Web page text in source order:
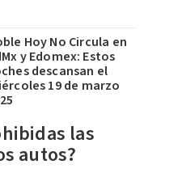
Hoy No Circula en
y Edomex: Estos
descansan el
19 de marzo
las
autos?